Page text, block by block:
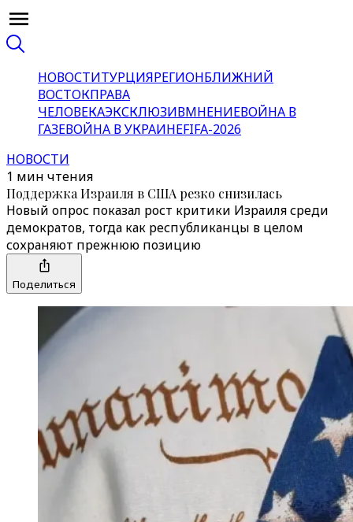
НОВОСТИТУРЦИЯРЕГИОНБЛИЖНИЙ
ВОСТОКПРАВА
ЧЕЛОВЕКАЭКСКЛЮЗИВМНЕНИЕВОЙНА В
ГАЗЕВОЙНА В УКРАИНЕFIFA-2026
НОВОСТИ
1 мин чтения
Поддержка Израиля в США резко снизилась
Новый опрос показал рост критики Израиля среди
демократов, тогда как республиканцы в целом
сохраняют прежнюю позицию
Поделиться